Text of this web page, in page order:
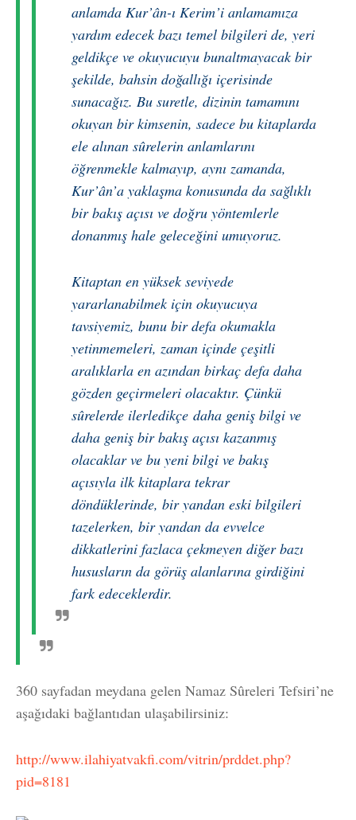
anlamda Kur’ân-ı Kerim’i anlamamıza
yardım edecek bazı temel bilgileri de, yeri
geldikçe ve okuyucuyu bunaltmayacak bir
şekilde, bahsin doğallığı içerisinde
sunacağız. Bu suretle, dizinin tamamını
okuyan bir kimsenin, sadece bu kitaplarda
ele alınan sûrelerin anlamlarını
öğrenmekle kalmayıp, aynı zamanda,
Kur’ân’a yaklaşma konusunda da sağlıklı
bir bakış açısı ve doğru yöntemlerle
donanmış hale geleceğini umuyoruz.
Kitaptan en yüksek seviyede
yararlanabilmek için okuyucuya
tavsiyemiz, bunu bir defa okumakla
yetinmemeleri, zaman içinde çeşitli
aralıklarla en azından birkaç defa daha
gözden geçirmeleri olacaktır. Çünkü
sûrelerde ilerledikçe daha geniş bilgi ve
daha geniş bir bakış açısı kazanmış
olacaklar ve bu yeni bilgi ve bakış
açısıyla ilk kitaplara tekrar
döndüklerinde, bir yandan eski bilgileri
tazelerken, bir yandan da evvelce
dikkatlerini fazlaca çekmeyen diğer bazı
hususların da görüş alanlarına girdiğini
fark edeceklerdir.
360 sayfadan meydana gelen Namaz Sûreleri Tefsiri’ne
aşağıdaki bağlantıdan ulaşabilirsiniz:
http://www.ilahiyatvakfi.com/vitrin/prddet.php?
pid=8181